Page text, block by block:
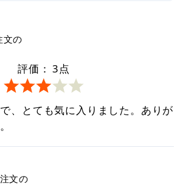
文の
評価： 3点
、とても気に入りました。ありが
文の